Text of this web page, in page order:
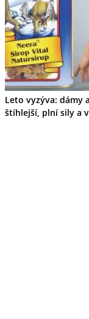
Leto vyzýva: dámy
štíhlejší, plní sily a